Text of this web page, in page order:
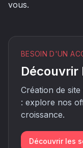
vous.
BESOIN D'UN
Découvrir
Création de
: explore nos
croissance.
Découvrir les